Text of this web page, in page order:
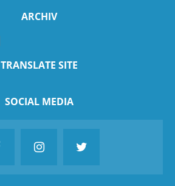
ARCHIV
TRANSLATE SITE
SOCIAL MEDIA